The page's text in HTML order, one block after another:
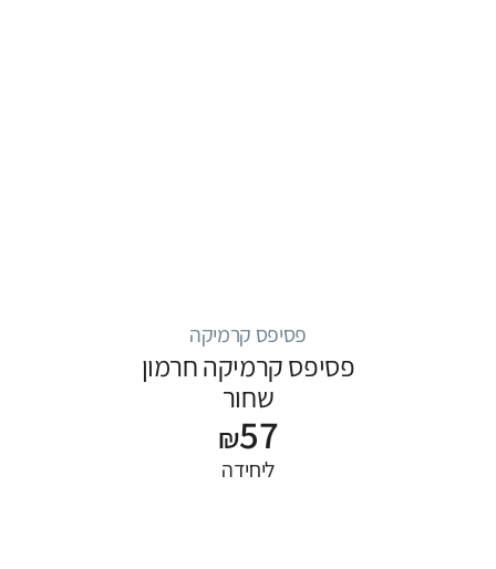
פסיפס קרמיקה
פסיפס קרמיקה חרמון
שחור
₪57
ליחידה